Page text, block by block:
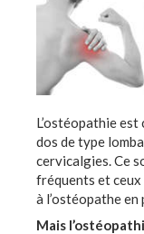
L’ostéopathie
dos de type
cervicalgies. Ce
fréquents et ceux
à l’ostéopathe en
Mais